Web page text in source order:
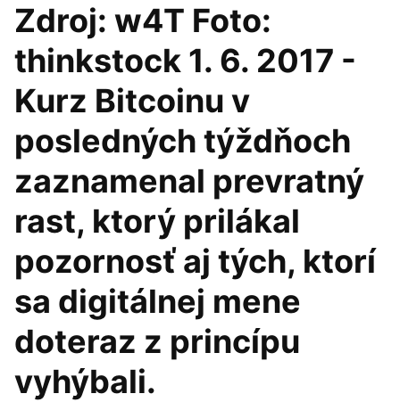
Zdroj: w4T Foto:
thinkstock 1. 6. 2017 -
Kurz Bitcoinu v
posledných týždňoch
zaznamenal prevratný
rast, ktorý prilákal
pozornosť aj tých, ktorí
sa digitálnej mene
doteraz z princípu
vyhýbali.